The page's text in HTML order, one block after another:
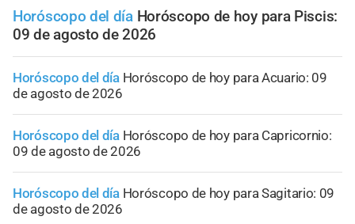
Horóscopo del día Horóscopo de hoy para Piscis:
09 de agosto de 2026
Horóscopo del día Horóscopo de hoy para Acuario: 09
de agosto de 2026
Horóscopo del día Horóscopo de hoy para Capricornio:
09 de agosto de 2026
Horóscopo del día Horóscopo de hoy para Sagitario: 09
de agosto de 2026